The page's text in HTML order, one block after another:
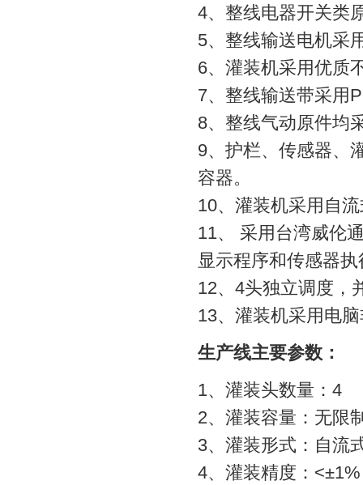
4、整线电器开关类
5、整线输送电机采
6、灌装机采用优质
7、整线输送带采用
8、整线气动原件均
9、护栏、传感器、
容器。
10、灌装机采用自
11、 采用台湾威伦
显示程序和传感器
12、4头独立调度，
13、灌装机采用电
生产线主要参数：
1、灌装头数量：4
2、灌装容量：无限
3、灌装形式：自流
4、灌装精度：<±1%